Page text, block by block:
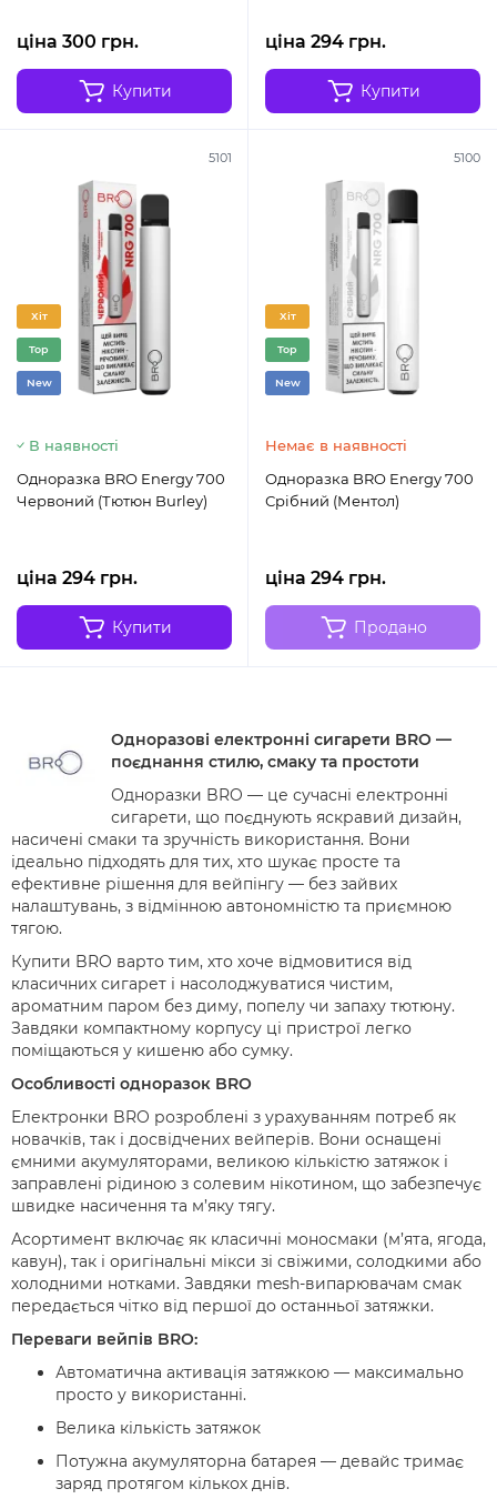
ціна 300 грн.
Купити
ціна 294 грн.
Купити
5101
Хіт
Top
New
В наявності
Одноразка BRO Energy 700
Червоний (Тютюн Burley)
ціна 294 грн.
Купити
5100
Хіт
Top
New
Немає в наявності
Одноразка BRO Energy 700
Срібний (Ментол)
ціна 294 грн.
Продано
Одноразові електронні сигарети BRO —
поєднання стилю, смаку та простоти
Одноразки BRO — це сучасні електронні
сигарети, що поєднують яскравий дизайн,
насичені смаки та зручність використання. Вони
ідеально підходять для тих, хто шукає просте та
ефективне рішення для вейпінгу — без зайвих
налаштувань, з відмінною автономністю та приємною
тягою.
Купити BRO варто тим, хто хоче відмовитися від
класичних сигарет і насолоджуватися чистим,
ароматним паром без диму, попелу чи запаху тютюну.
Завдяки компактному корпусу ці пристрої легко
поміщаються у кишеню або сумку.
Особливості одноразок BRO
Електронки BRO розроблені з урахуванням потреб як
новачків, так і досвідчених вейперів. Вони оснащені
ємними акумуляторами, великою кількістю затяжок і
заправлені рідиною з солевим нікотином, що забезпечує
швидке насичення та м’яку тягу.
Асортимент включає як класичні моносмаки (м’ята, ягода,
кавун), так і оригінальні мікси зі свіжими, солодкими або
холодними нотками. Завдяки mesh-випарювачам смак
передається чітко від першої до останньої затяжки.
Переваги вейпів BRO:
Автоматична активація затяжкою — максимально
просто у використанні.
Велика кількість затяжок
Потужна акумуляторна батарея — девайс тримає
заряд протягом кількох днів.